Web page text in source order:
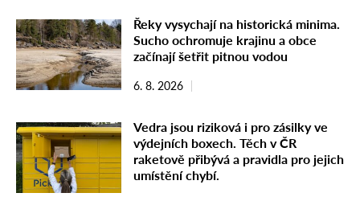
Řeky vysychají na historická minima.
Sucho ochromuje krajinu a obce
začínají šetřit pitnou vodou
6. 8. 2026
Vedra jsou riziková i pro zásilky ve
výdejních boxech. Těch v ČR
raketově přibývá a pravidla pro jejich
umístění chybí.